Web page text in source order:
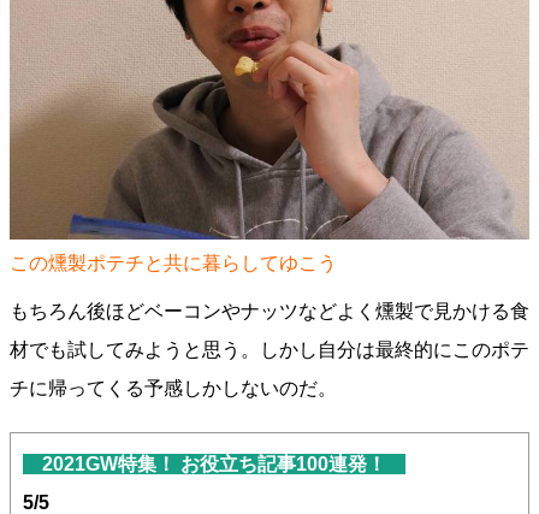
この燻製ポテチと共に暮らしてゆこう
もちろん後ほどベーコンやナッツなどよく燻製で見かける食
材でも試してみようと思う。しかし自分は最終的にこのポテ
チに帰ってくる予感しかしないのだ。
2021GW特集！ お役立ち記事100連発！
5/5